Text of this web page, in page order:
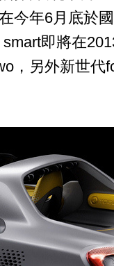
今年6月底於
即將在
，另外新世代